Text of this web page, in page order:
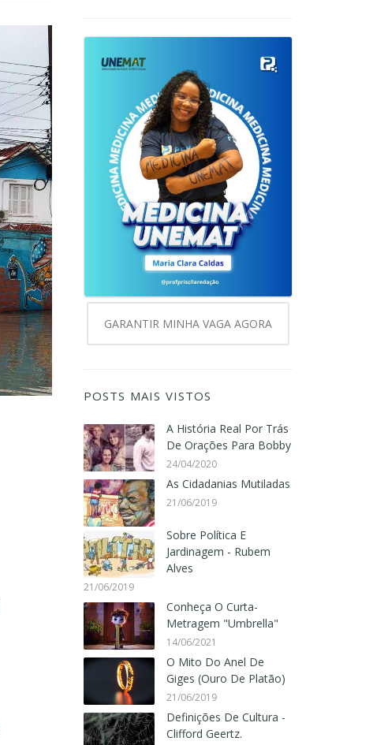
GARANTIR MINHA VAGA AGORA
POSTS MAIS VISTOS
A História Real Por Trás
De Orações Para Bobby
24/04/2020
As Cidadanias Mutiladas
21/06/2019
Sobre Política E
Jardinagem - Rubem
Alves
21/06/2019
Conheça O Curta-
Metragem "Umbrella"
14/06/2021
O Mito Do Anel De
Giges (Ouro De Platão)
21/06/2019
Definições De Cultura -
Clifford Geertz.